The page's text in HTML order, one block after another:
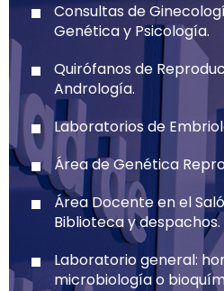
Consultas de
Genética y Psicología.
Quirófanos de
Andrología.
Laboratorios de
Área de Genética
Área Docente en el
Biblioteca y despachos.
Laboratorio general:
microbiología o